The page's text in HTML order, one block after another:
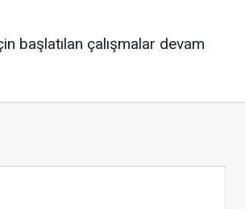
başlatılan çalışmalar devam